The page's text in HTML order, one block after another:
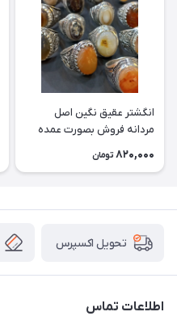
انگشتر عقیق نگین اصل
مردانه فروش بصورت عمده
3عدد هست فروش بصورت
820,000 تومان
تحویل اکسپرس
اطلاعات تماس